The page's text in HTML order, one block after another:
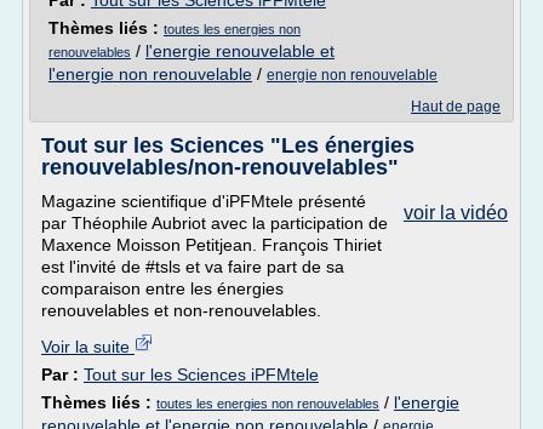
Thèmes liés : toutes les energies non
renouvelables / l'energie renouvelable et
l'energie non renouvelable / energie non renouvelable
Haut de page
Tout sur les Sciences "Les énergies
renouvelables/non-renouvelables"
voir la vidéo
Magazine scientifique d'iPFMtele présenté
par Théophile Aubriot avec la participation de
Maxence Moisson Petitjean. François Thiriet
est l'invité de #tsls et va faire part de sa
comparaison entre les énergies
renouvelables et non-renouvelables.
Voir la suite
Par : Tout sur les Sciences iPFMtele
Thèmes liés : toutes les energies non renouvelables / l'energie